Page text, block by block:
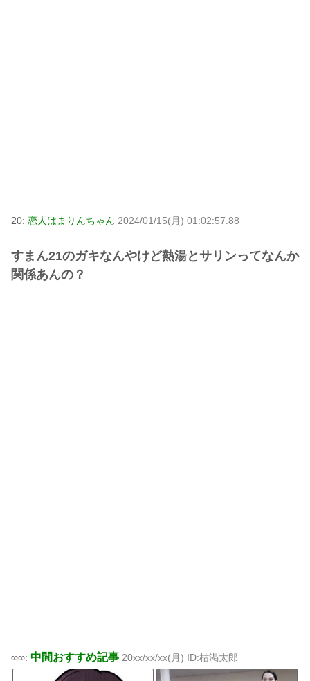
20: 恋人はまりんちゃん 2024/01/15(月) 01:02:57.88
すまん21のガキなんやけど熱湯とサリンってなんか
関係あんの？
∞∞: 中間おすすめ記事 20xx/xx/xx(月) ID:枯渇太郎